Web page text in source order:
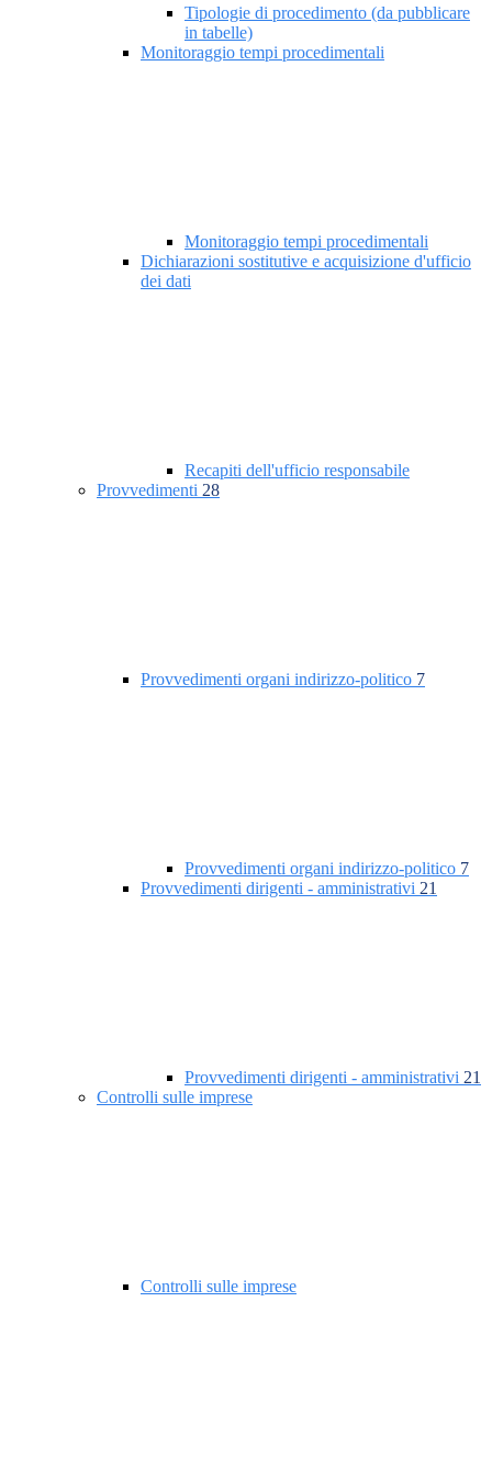
Tipologie di procedimento (da pubblicare
in tabelle)
Monitoraggio tempi procedimentali
Monitoraggio tempi procedimentali
Dichiarazioni sostitutive e acquisizione d'ufficio
dei dati
Recapiti dell'ufficio responsabile
Provvedimenti 28
Provvedimenti organi indirizzo-politico 7
Provvedimenti organi indirizzo-politico 7
Provvedimenti dirigenti - amministrativi 21
Provvedimenti dirigenti - amministrativi 21
Controlli sulle imprese
Controlli sulle imprese